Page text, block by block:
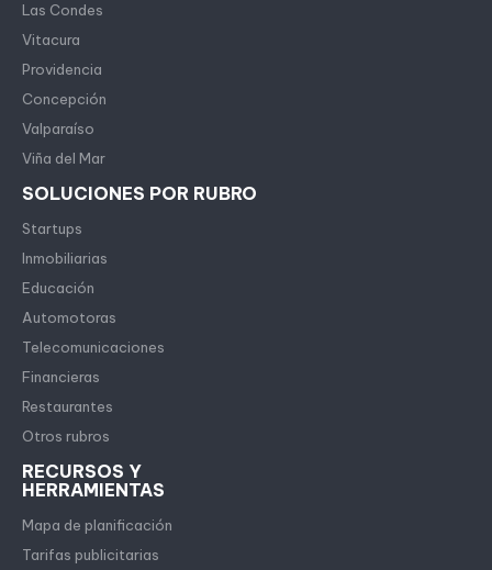
Las Condes
Vitacura
Providencia
Concepción
Valparaíso
Viña del Mar
SOLUCIONES POR RUBRO
Startups
Inmobiliarias
Educación
Automotoras
Telecomunicaciones
Financieras
Restaurantes
Otros rubros
RECURSOS Y
HERRAMIENTAS
Mapa de planificación
Tarifas publicitarias